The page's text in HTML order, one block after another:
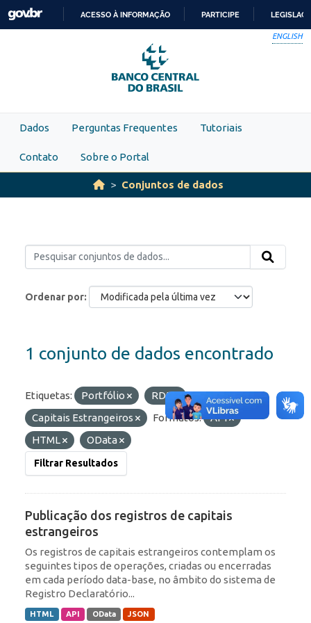
Skip to main content
PARA
O
CONTEÚDO
ACESSO À INFORMAÇÃO PARTICIPE
ENGLISH
Dados Perguntas Frequentes Tutoriais
Contato Sobre o Portal
Conjuntos de dados
Ordenar por
1 conjunto de dados encontrado
Etiquetas: Portfólio
RDE
Capitais Estrangeiros
Formatos:
API
HTML
OData
Filtrar Resultados
Publicação dos registros de capitais
estrangeiros
Os registros de capitais estrangeiros contemplam os
seguintes tipos de operações, criadas ou encerradas
em cada período data-base, no âmbito do sistema de
Registro Declaratório...
HTML API OData JSON